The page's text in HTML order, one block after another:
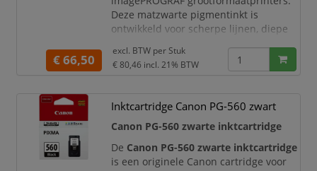
Deze matzwarte pigmentinkt is
ontwikkeld voor scherpe lijnen, diepe
afdrukkwaliteit. Daardoor is deze
cartridge zeer geschikt voor technische
posters, presentaties, grafieken en
zakelijke grootformaatdocumenten.
Met een inh
€ 66,50
excl. BTW per Stuk
€ 80,46 incl. 21% BTW
Inktcartridge Canon PG-560 zwart
Canon PG-560 zwarte inktcartridge
De Canon PG-560 zwarte inktcartridge
is een originele Canon cartridge voor